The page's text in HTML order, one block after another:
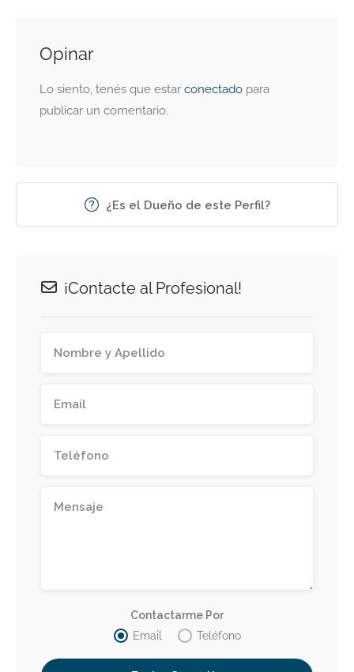
Opinar
Lo siento, tenés que estar conectado para
publicar un comentario.
¿Es el Dueño de este Perfil?
¡Contacte al Profesional!
Contactarme Por
Email
Teléfono